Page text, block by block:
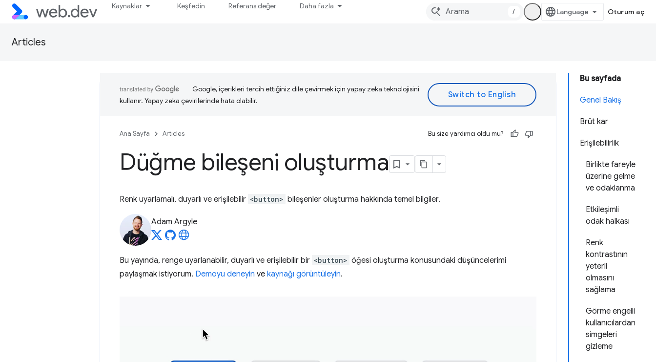
Kaynaklar Keşfedin Referans değer Daha fazla
/ Oturum aç
Articles
Bu sayfada
Genel Bakış
Brüt kar
Erişilebilirlik
Birlikte fareyle
üzerine gelme
ve odaklanma
Etkileşimli
odak halkası
Renk
kontrastının
yeterli
olmasını
sağlama
Görme engelli
kullanıcılardan
simgeleri
gizleme
Google, içerikleri tercih ettiğiniz dile çevirmek için yapay zeka teknolojisini
kullanır. Yapay zeka çevirilerinde hata olabilir.
Ana Sayfa Articles Bu size yardımcı oldu mu?
Düğme bileşeni oluşturma
Renk uyarlamalı, duyarlı ve erişilebilir <button> bileşenler oluşturma hakkında temel bilgiler.
Adam Argyle
Bu yayında, renge uyarlanabilir, duyarlı ve erişilebilir bir <button> öğesi oluşturma konusundaki düşüncelerimi
paylaşmak istiyorum. Demoyu deneyin ve kaynağı görüntüleyin.